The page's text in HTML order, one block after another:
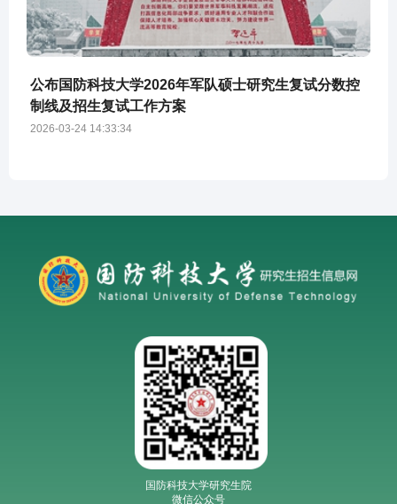
公布国防科技大学2026年军队硕士研究生复试分数控
制线及招生复试工作方案
2026-03-24 14:33:34
国防科技大学研究生院
微信公众号